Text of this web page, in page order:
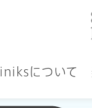
iniksについて